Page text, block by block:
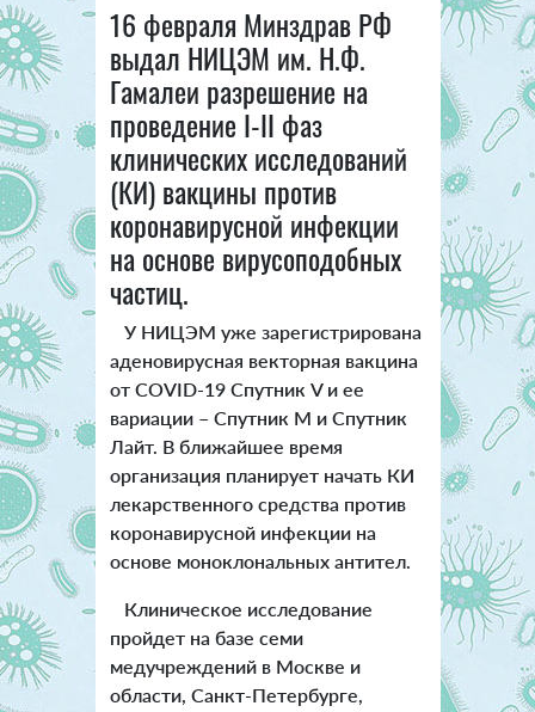
16 февраля Минздрав РФ
выдал НИЦЭМ им. Н.Ф.
Гамалеи разрешение на
проведение I-II фаз
клинических исследований
(КИ) вакцины против
коронавирусной инфекции
на основе вирусоподобных
частиц.
У НИЦЭМ уже зарегистрирована
аденовирусная векторная вакцина
от COVID-19 Спутник V и ее
вариации – Спутник М и Спутник
Лайт. В ближайшее время
организация планирует начать КИ
лекарственного средства против
коронавирусной инфекции на
основе моноклональных антител.
Клиническое исследование
пройдет на базе семи
медучреждений в Москве и
области, Санкт-Петербурге,